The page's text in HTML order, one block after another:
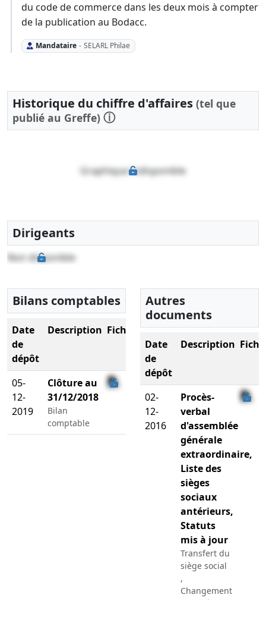
du code de commerce dans les deux mois à compter
de la publication au Bodacc.
Mandataire - SELARL Philae
Historique du chiffre d'affaires (tel que
publié au Greffe) ⓘ
Graphique indisponible
Dirigeants
Non disponible
Bilans comptables
Date
de
dépôt
Description Fichier
05-
12-
2019
Clôture au
31/12/2018
Bilan
comptable
Autres
documents
Date
de
dépôt
Description
02-
12-
2016
Procès-
verbal
d'assemblée
générale
extraordinaire,
Liste des
sièges
sociaux
antérieurs,
Statuts
mis à jour
Transfert du
siège social
,
Changement
relatif à la